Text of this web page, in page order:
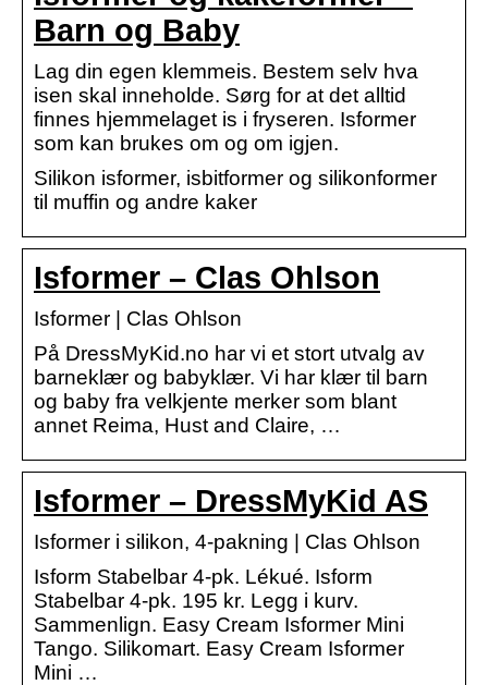
Barn og Baby
Lag din egen klemmeis. Bestem selv hva
isen skal inneholde. Sørg for at det alltid
finnes hjemmelaget is i fryseren. Isformer
som kan brukes om og om igjen.
Silikon isformer, isbitformer og silikonformer
til muffin og andre kaker
Isformer – Clas Ohlson
Isformer | Clas Ohlson
På DressMyKid.no har vi et stort utvalg av
barneklær og babyklær. Vi har klær til barn
og baby fra velkjente merker som blant
annet Reima, Hust and Claire, …
Isformer – DressMyKid AS
Isformer i silikon, 4-pakning | Clas Ohlson
Isform Stabelbar 4-pk. Lékué. Isform
Stabelbar 4-pk. 195 kr. Legg i kurv.
Sammenlign. Easy Cream Isformer Mini
Tango. Silikomart. Easy Cream Isformer
Mini …